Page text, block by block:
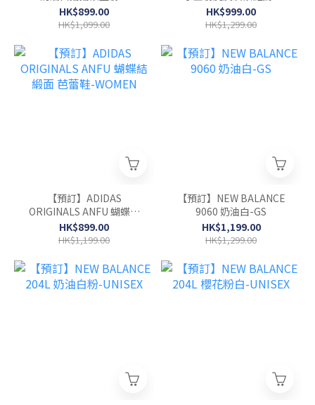
HK$899.00
HK$1,099.00
WOMEN
HK$999.00
HK$1,299.00
【預訂】ADIDAS
ORIGINALS ANFU 蝴蝶結
緞面 芭蕾鞋-WOMEN
HK$899.00
HK$1,199.00
【預訂】NEW BALANCE
9060 奶油白-GS
HK$1,199.00
HK$1,299.00